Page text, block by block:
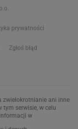
prywatności
Zgłoś błąd
zwielokrotnianie ani inne
tym serwisie, w celu
w